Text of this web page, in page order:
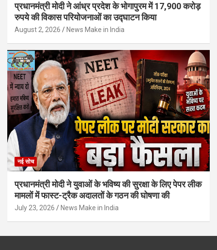
प्रधानमंत्री मोदी ने आंध्र प्रदेश के भोगापुरम में 17,900 करोड़
रुपये की विकास परियोजनाओं का उद्घाटन किया
August 2, 2026 News Make in India
नई सोच
प्रधानमंत्री मोदी ने युवाओं के भविष्य की सुरक्षा के लिए पेपर लीक
मामलों में फास्ट-ट्रैक अदालतों के गठन की घोषणा की
July 23, 2026 News Make in India